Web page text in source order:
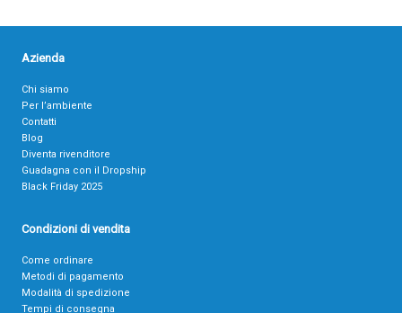
Azienda
Chi siamo
Per l’ambiente
Contatti
Blog
Diventa rivenditore
Guadagna con il Dropship
Black Friday 2025
Condizioni di vendita
Come ordinare
Metodi di pagamento
Modalità di spedizione
Tempi di consegna